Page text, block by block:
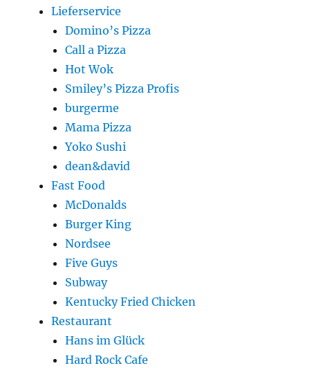
Lieferservice
Domino’s Pizza
Call a Pizza
Hot Wok
Smiley’s Pizza Profis
burgerme
Mama Pizza
Yoko Sushi
dean&david
Fast Food
McDonalds
Burger King
Nordsee
Five Guys
Subway
Kentucky Fried Chicken
Restaurant
Hans im Glück
Hard Rock Cafe